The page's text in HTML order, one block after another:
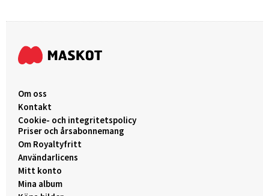
Om oss
Kontakt
Cookie- och integritetspolicy
Priser och årsabonnemang
Om Royaltyfritt
Användarlicens
Mitt konto
Mina album